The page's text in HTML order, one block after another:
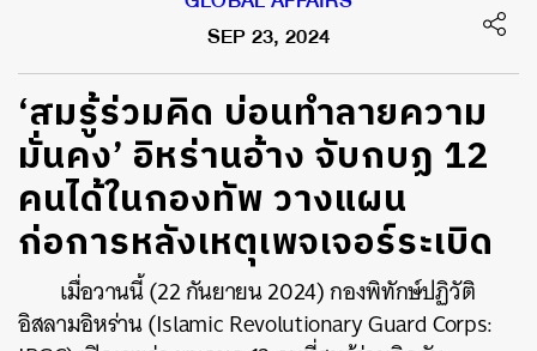
GLOBAL AFFAIRS
SEP 23, 2024
‘สมรู้ร่วมคิด บ่อนทำลายความ
มั่นคง’ อิหร่านอ้าง จับกบฏ 12
คนได้ในกองทัพ วางแผน
ก่อการหลังเหตุเพจเจอร์ระเบิด
เมื่อวานนี้ (22 กันยายน 2024)กองพิทักษ์ปฏิวัติ
อิสลามอิหร่าน (Islamic Revolutionary Guard Corps: